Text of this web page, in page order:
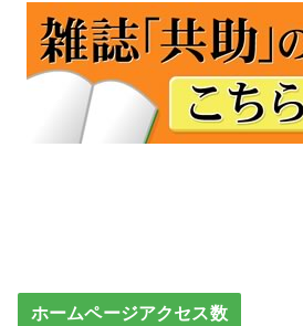
ホームページアクセス数